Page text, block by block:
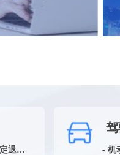
- 参保人员达到法定退休年龄领取基本养老保险待遇资格确认
- 机